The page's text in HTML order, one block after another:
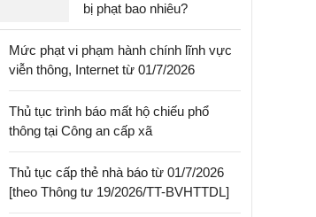
bị phạt bao nhiêu?
Mức phạt vi phạm hành chính lĩnh vực
viễn thông, Internet từ 01/7/2026
Thủ tục trình báo mất hộ chiếu phổ
thông tại Công an cấp xã
Thủ tục cấp thẻ nhà báo từ 01/7/2026
[theo Thông tư 19/2026/TT-BVHTTDL]